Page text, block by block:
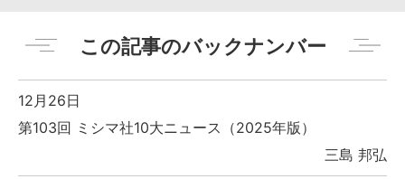
この記事のバックナンバー
12月26日
第103回 ミシマ社10大ニュース（2025年版）
三島 邦弘